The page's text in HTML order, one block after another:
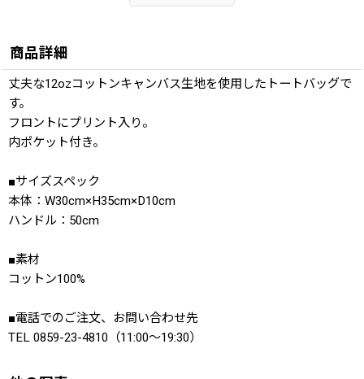
商品詳細
丈夫な12ozコットンキャンバス生地を使用したトートバッグで
す。
フロントにプリント入り。
内ポケット付き。
■サイズスペック
本体：W30cm×H35cm×D10cm
ハンドル：50cm
■素材
コットン100%
■電話でのご注文、お問い合わせ先
TEL 0859-23-4810（11:00〜19:30）